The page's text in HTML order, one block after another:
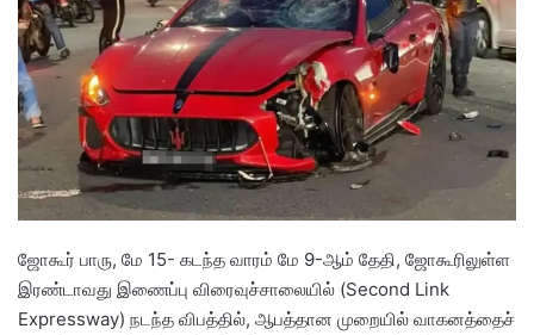
e
a
i
l
ஜோகூர் பாரு, மே 15- கடந்த வாரம் மே 9-ஆம் தேதி, ஜோகூரிலுள்ள
இரண்டாவது இணைப்பு விரைவுச்சாலையில் (Second Link
Expressway) நடந்த விபத்தில், ஆபத்தான முறையில் வாகனத்தைச்